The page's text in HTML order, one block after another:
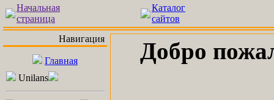
Начальная
страница
Каталог
сайтов
Навигация
Главная
Unilans
Добро